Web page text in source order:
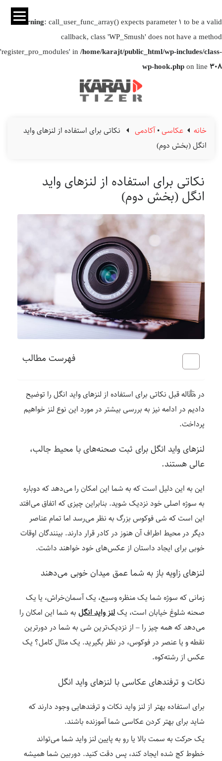
Warning: call_user_func_array() expects parameter 1 to be a valid
callback, class 'WP_Smush' does not have a method
'register_pro_modules' in/home/karajt/public_html/wp-includes/class-
wp-hook.phpon line 308
خانه عکاسی•آکادمی
نکاتی برای استفاده از لنزهای واید
انگل (بخش دوم)
نکاتی برای استفاده از لنزهای واید
انگل (بخش دوم)
فهرست مطالب
در مقاله قبل نکاتی برای استفاده از لنزهای واید انگل را توضیح
دادیم در ادامه نیز به بررسی بیشتر در مورد این نوع لنز خواهیم
پرداخت.
لنزهای واید انگل برای ثبت صحنه‌های با محیط جالب،
عالی هستند.
این به این دلیل است که به شما این امکان را می‌دهد که دوباره
به سوژه اصلی خود نزدیک شوید. بنابراین چیزی که اتفاق می‌افتد
این است که شی فوکوس بزرگ به نظر می‌رسد اما تمام عناصر
دیگر در محیط اطراف آن هنوز در کادر قرار دارند. بینندگان اوقات
خوبی برای ایجاد داستان از عکس‌های خود خواهند داشت.
لنزهای زاویه باز به شما عمق میدان خوبی می‌دهند
زمانی که سوژه شما یک منظره وسیع، یک آسمان‌خراش، یا یک
صحنه شلوغ خیابان است، یکلنز واید انگلبه شما این امکان را
می‌دهد که همه چیز را – از نزدیک‌ترین شی به شما در دورترین
نقطه و یا عنصر در فوکوس، در نظر بگیرید. یک مثال کامل؟ یک
عکس از رشته‌کوه.
نکات و ترفندهای عکاسی با لنزهای واید انگل
برای استفاده بهتر از لنز واید نکات و ترفندهایی وجود دارند که
شاید برای بهتر کردن عکاسی شما آموزنده باشند.
یک حرکت به سمت بالا یا رو به پایین لنز واید شما می‌تواند
خطوط کج شده ایجاد کند، پس دقت کنید. دوربین شما همیشه